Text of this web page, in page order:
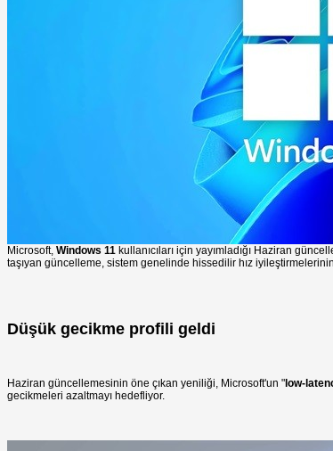
Microsoft, Windows 11 kullanıcıları için yayımladığı Haziran
taşıyan güncelleme, sistem genelinde hissedilir hız iyileştirmelerinin
Düşük gecikme profili geldi
Haziran güncellemesinin öne çıkan yeniliği, Microsoft'un "low-
gecikmeleri azaltmayı hedefliyor.